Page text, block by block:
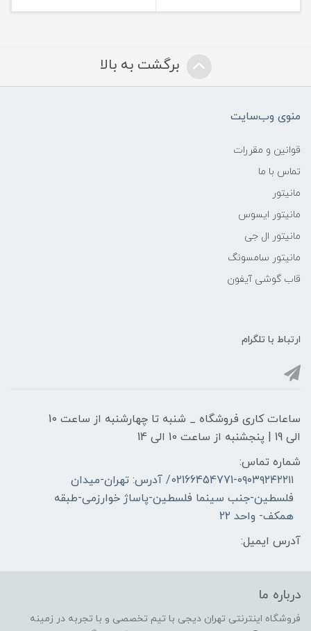
برگشت به بالا
منوی وب‌سایت
قوانین و مقررات
تماس با ما
مانیتور
مانیتور ایسوس
مانیتور ال جی
مانیتور سامسونگ
قاب گوشی آیفون
ارتباط با تلگرام
ساعات کاری فروشگاه _ شنبه تا چهارشنبه از ساعت 10
الی 19 | پنجشنبه از ساعت 10 الی 14
شماره تماس:
02166454771-۰۹۰۳۹۲۴۲۲۱۱/ آدرس: تهران-میدان
فلسطین-جنب سینما فلسطین-پاساژ خوارزمی-طبقه
همکف- واحد 22
آدرس ایمیل:
درباره ما
فروشگاه اینترنتی تهران دیجی با تیم تخصصی و با تجربه در زمینه